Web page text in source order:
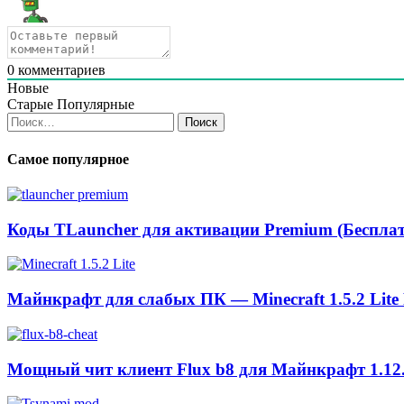
0 комментариев
Новые
Старые Популярные
Найти:
Самое популярное
Коды TLauncher для активации Premium
Майнкрафт для слабых ПК — Minecraft 1.5.2 Lite
Мощный чит клиент Flux b8 для Майнкрафт